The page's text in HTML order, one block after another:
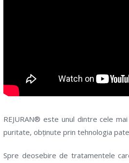
REJURAN® este unul dintre cele
puritate, obținute prin tehnologia
Spre deosebire de tratamentele